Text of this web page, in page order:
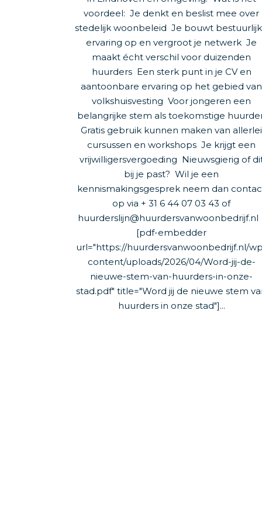
voordeel: Je denkt en beslist mee over
stedelijk woonbeleid Je bouwt
ervaring op en vergroot je netwerk Je
maakt écht verschil voor duizenden
huurders Een sterk punt in je CV en
aantoonbare ervaring op het gebied van
volkshuisvesting Voor jongeren een
belangrijke stem als toekomstige
Gratis gebruik kunnen maken van allerlei
cursussen en workshops Je krijgt een
vrijwilligersvergoeding Nieuwsgierig of
bij je past? Wil je een
kennismakingsgesprek neem dan
op via + 31 6 44 07 03 43 of
huurderslijn@huurdersvanwoonbedrijf.nl
[pdf-embedder
url="https://huurdersvanwoonbedrijf.nl/
content/uploads/2026/04/Word-jij-de-
nieuwe-stem-van-huurders-in-onze-
stad.pdf" title="Word jij de nieuwe stem
huurders in onze stad"]...